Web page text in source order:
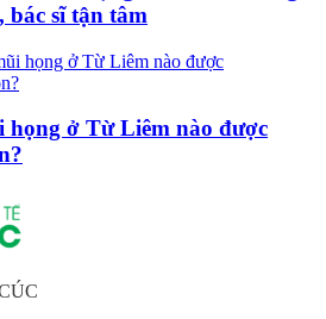
sĩ tận tâm
họng ở Từ Liêm nào được